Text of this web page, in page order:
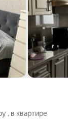
, в квартире